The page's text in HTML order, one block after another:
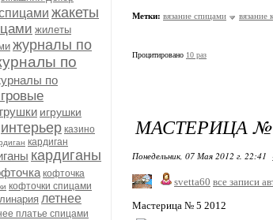
жакеты
жилеты
журналы по
по
по
игрушки
интерьер казино
кардиган
кардиганы
кофточка
кофточки спицами
летнее
платье спицами
Метки: вязание спицами вязание
Процитировано 10 раз
МАСТЕРИЦА №
Понедельник, 07 Мая 2012 г. 22:41
svetta60 все записи
Мастерица № 5 2012